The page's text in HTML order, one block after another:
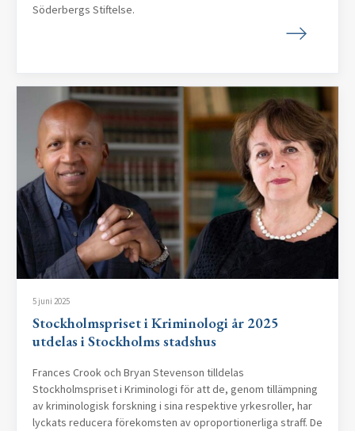
Söderbergs Stiftelse.
5 juni 2025
Stockholmspriset i Kriminologi år 2025
utdelas i Stockholms stadshus
Frances Crook och Bryan Stevenson tilldelas
Stockholmspriset i Kriminologi för att de, genom tillämpning
av kriminologisk forskning i sina respektive yrkesroller, har
lyckats reducera förekomsten av oproportionerliga straff. De